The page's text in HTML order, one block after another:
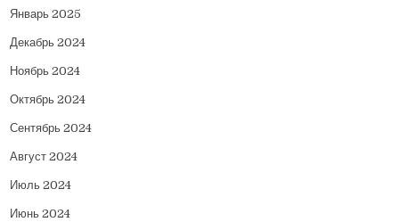
Январь 2025
Декабрь 2024
Ноябрь 2024
Октябрь 2024
Сентябрь 2024
Август 2024
Июль 2024
Июнь 2024